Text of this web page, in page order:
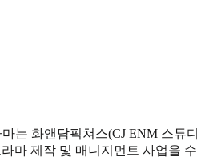
는 화앤담픽쳐스(CJ ENM 스튜디
마 제작 및 매니지먼트 사업을 수